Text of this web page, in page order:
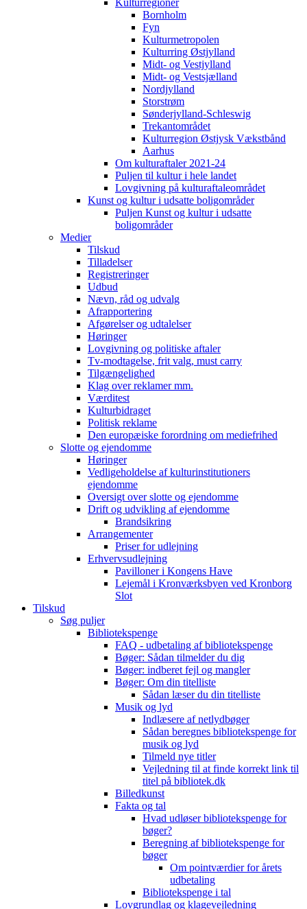
Kulturregioner
Bornholm
Fyn
Kulturmetropolen
Kulturring Østjylland
Midt- og Vestjylland
Midt- og Vestsjælland
Nordjylland
Storstrøm
Sønderjylland-Schleswig
Trekantområdet
Kulturregion Østjysk Vækstbånd
Aarhus
Om kulturaftaler 2021-24
Puljen til kultur i hele landet
Lovgivning på kulturaftaleområdet
Kunst og kultur i udsatte boligområder
Puljen Kunst og kultur i udsatte
boligområder
Medier
Tilskud
Tilladelser
Registreringer
Udbud
Nævn, råd og udvalg
Afrapportering
Afgørelser og udtalelser
Høringer
Lovgivning og politiske aftaler
Tv-modtagelse, frit valg, must carry
Tilgængelighed
Klag over reklamer mm.
Værditest
Kulturbidraget
Politisk reklame
Den europæiske forordning om mediefrihed
Slotte og ejendomme
Høringer
Vedligeholdelse af kulturinstitutioners
ejendomme
Oversigt over slotte og ejendomme
Drift og udvikling af ejendomme
Brandsikring
Arrangementer
Priser for udlejning
Erhvervsudlejning
Pavilloner i Kongens Have
Lejemål i Kronværksbyen ved Kronborg
Slot
Tilskud
Søg puljer
Bibliotekspenge
FAQ - udbetaling af bibliotekspenge
Bøger: Sådan tilmelder du dig
Bøger: indberet fejl og mangler
Bøger: Om din titelliste
Sådan læser du din titelliste
Musik og lyd
Indlæsere af netlydbøger
Sådan beregnes bibliotekspenge for
musik og lyd
Tilmeld nye titler
Vejledning til at finde korrekt link til
titel på bibliotek.dk
Billedkunst
Fakta og tal
Hvad udløser bibliotekspenge for
bøger?
Beregning af bibliotekspenge for
bøger
Om pointværdier for årets
udbetaling
Bibliotekspenge i tal
Lovgrundlag og klagevejledning